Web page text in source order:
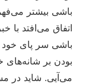
باشی بیشتر
اتفاق می‌افتد با
باشی سر پای
بودن بر شانه‌های
می‌آیی. شاید در